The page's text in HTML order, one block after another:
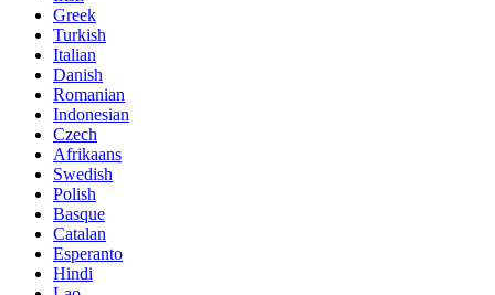
Greek
Turkish
Italian
Danish
Romanian
Indonesian
Czech
Afrikaans
Swedish
Polish
Basque
Catalan
Esperanto
Hindi